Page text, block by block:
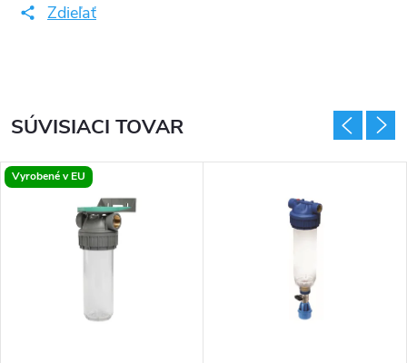
Zdieľať
SÚVISIACI TOVAR
Vyrobené v EU